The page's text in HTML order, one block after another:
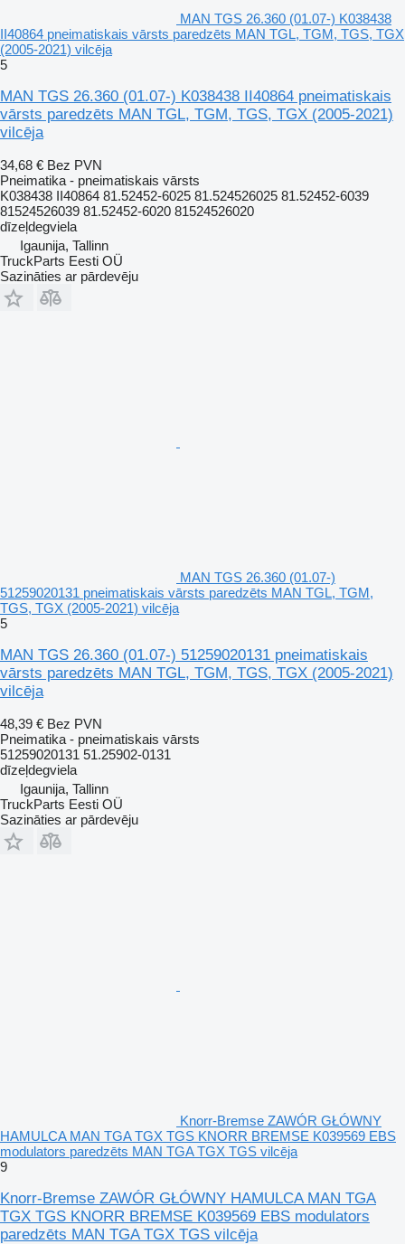
MAN TGS 26.360 (01.07-) K038438
II40864 pneimatiskais vārsts paredzēts MAN TGL, TGM, TGS, TGX
(2005-2021) vilcēja
5
MAN TGS 26.360 (01.07-) K038438 II40864 pneimatiskais
vārsts paredzēts MAN TGL, TGM, TGS, TGX (2005-2021)
vilcēja
34,68 € Bez PVN
Pneimatika - pneimatiskais vārsts
K038438 II40864 81.52452-6025 81.524526025 81.52452-6039
81524526039 81.52452-6020 81524526020
dīzeļdegviela
Igaunija, Tallinn
TruckParts Eesti OÜ
Sazināties ar pārdevēju
MAN TGS 26.360 (01.07-)
51259020131 pneimatiskais vārsts paredzēts MAN TGL, TGM,
TGS, TGX (2005-2021) vilcēja
5
MAN TGS 26.360 (01.07-) 51259020131 pneimatiskais
vārsts paredzēts MAN TGL, TGM, TGS, TGX (2005-2021)
vilcēja
48,39 € Bez PVN
Pneimatika - pneimatiskais vārsts
51259020131 51.25902-0131
dīzeļdegviela
Igaunija, Tallinn
TruckParts Eesti OÜ
Sazināties ar pārdevēju
Knorr-Bremse ZAWÓR GŁÓWNY
HAMULCA MAN TGA TGX TGS KNORR BREMSE K039569 EBS
modulators paredzēts MAN TGA TGX TGS vilcēja
9
Knorr-Bremse ZAWÓR GŁÓWNY HAMULCA MAN TGA
TGX TGS KNORR BREMSE K039569 EBS modulators
paredzēts MAN TGA TGX TGS vilcēja